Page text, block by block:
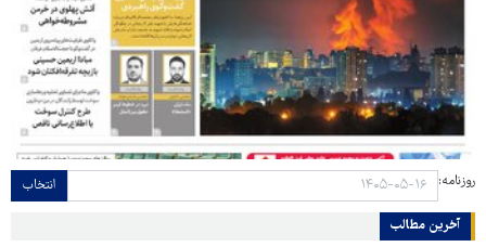
روزنامه: انتخاب
آخرین مطالب